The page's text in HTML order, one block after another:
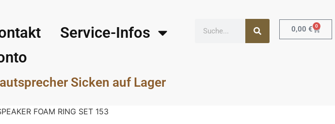
Service-Infos
Sicken auf Lager
0,00 € 0
FOAM RING SET 153